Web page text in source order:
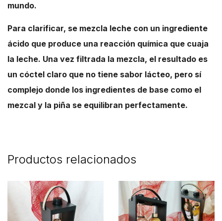
mundo.
Para clarificar, se mezcla leche con un ingrediente
ácido que produce una reacción química que cuaja
la leche. Una vez filtrada la mezcla, el resultado es
un cóctel claro que no tiene sabor lácteo, pero sí
complejo donde los ingredientes de base como el
mezcal y la piña se equilibran perfectamente.
Productos relacionados